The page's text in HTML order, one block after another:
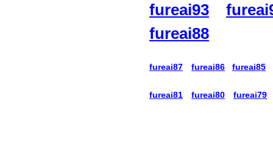
fureai93
fureai88
fureai87 fureai86 fureai85
fureai81 fureai80 fureai79